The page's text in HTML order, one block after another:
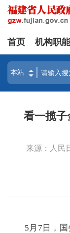
首页 机构职能
看一揽子
来源：人民
5月7日，国